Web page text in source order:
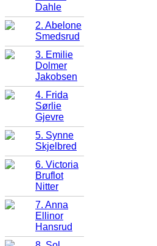
Dahle
2. Abelone
Smedsrud
3. Emilie
Dolmer
Jakobsen
4. Frida
Sørlie
Gjevre
5. Synne
Skjelbred
6. Victoria
Bruflot
Nitter
7. Anna
Ellinor
Hansrud